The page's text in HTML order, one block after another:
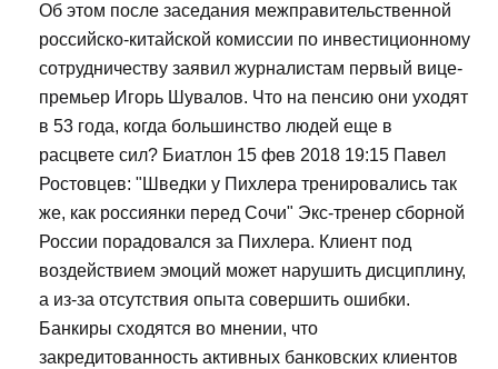
Об этом после заседания межправительственной
российско-китайской комиссии по инвестиционному
сотрудничеству заявил журналистам первый вице-
премьер Игорь Шувалов. Что на пенсию они уходят
в 53 года, когда большинство людей еще в
расцвете сил? Биатлон 15 фев 2018 19:15 Павел
Ростовцев: "Шведки у Пихлера тренировались так
же, как россиянки перед Сочи" Экс-тренер сборной
России порадовался за Пихлера. Клиент под
воздействием эмоций может нарушить дисциплину,
а из-за отсутствия опыта совершить ошибки.
Банкиры сходятся во мнении, что
закредитованность активных банковских клиентов